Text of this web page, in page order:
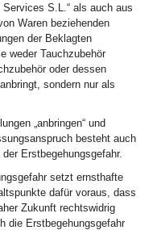
S.L.“ als auch aus
Waren beziehenden
der Beklagten
weder Tauchzubehör
oder dessen
sondern nur als
„anbringen“ und
besteht auch
Erstbegehungsgefahr.
setzt ernsthafte
dafür voraus, dass
Zukunft rechtswidrig
die Erstbegehungsgefahr